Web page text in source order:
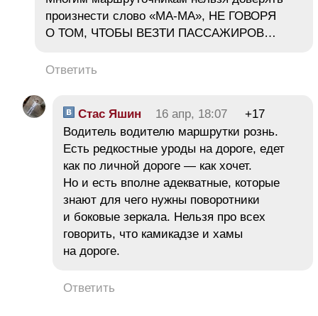
произнести слово «МА-МА», НЕ ГОВОРЯ
О ТОМ, ЧТОБЫ ВЕЗТИ ПАССАЖИРОВ…
Ответить
Стас Яшин 16 апр, 18:07
+17
Водитель водителю маршрутки рознь.
Есть редкостные уроды на дороге, едет
как по личной дороге — как хочет.
Но и есть вполне адекватные, которые
знают для чего нужны поворотники
и боковые зеркала. Нельзя про всех
говорить, что камикадзе и хамы
на дороге.
Ответить